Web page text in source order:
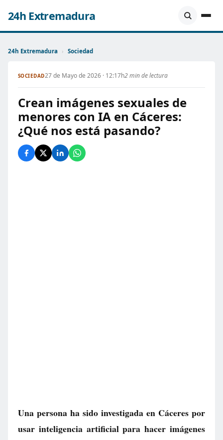
24h Extremadura
24h Extremadura › Sociedad
SOCIEDAD27 de Mayo de 2026 · 12:17h2 min de lectura
Crean imágenes sexuales de
menores con IA en Cáceres:
¿Qué nos está pasando?
Una persona ha sido investigada en Cáceres por
usar inteligencia artificial para hacer imágenes